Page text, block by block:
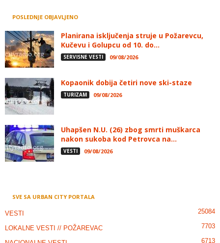
POSLEDNJE OBJAVLJENO
Planirana isključenja struje u Požarevcu,
Kučevu i Golupcu od 10. do...
SERVISNE VESTI 09/08/2026
Kopaonik dobija četiri nove ski-staze
TURIZAM 09/08/2026
Uhapšen N.U. (26) zbog smrti muškarca
nakon sukoba kod Petrovca na...
VESTI 09/08/2026
SVE SA URBAN CITY PORTALA
VESTI 25084
LOKALNE VESTI // POŽAREVAC 7703
6713